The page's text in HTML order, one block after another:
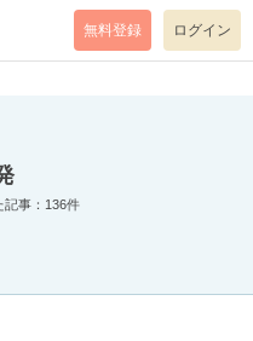
mode=return level=notice
無料登録 ログイン
記事：136件